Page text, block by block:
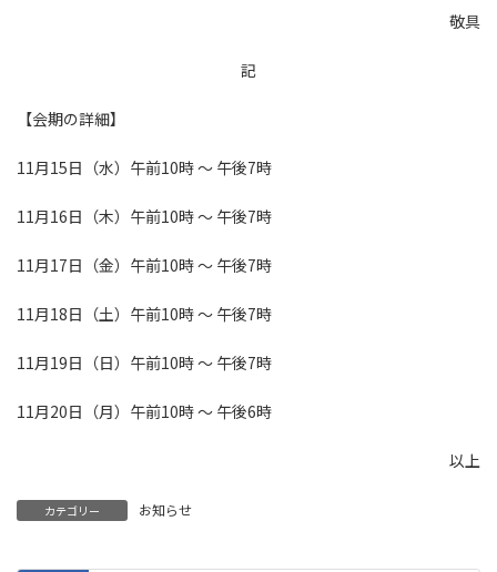
敬具
記
【会期の詳細】
11月15日（水）午前10時 ～ 午後7時
11月16日（木）午前10時 ～ 午後7時
11月17日（金）午前10時 ～ 午後7時
11月18日（土）午前10時 ～ 午後7時
11月19日（日）午前10時 ～ 午後7時
11月20日（月）午前10時 ～ 午後6時
以上
カテゴリー お知らせ